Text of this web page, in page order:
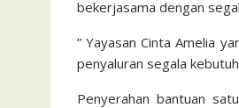
bekerjasama dengan
” Yayasan Cinta Amelia
penyaluran segala
Penyerahan bantuan